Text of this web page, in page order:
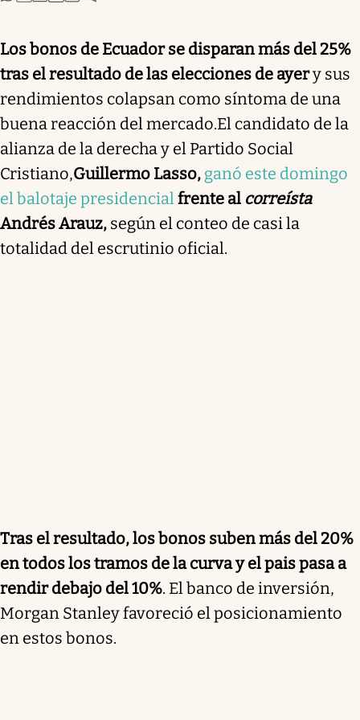
Los bonos de Ecuador se disparan más del 25%
tras el resultado de las elecciones de ayery sus
rendimientos colapsan como síntoma de una
buena reacción del mercado.El candidato de la
alianza de la derecha y el Partido Social
Cristiano,Guillermo Lasso, ganó este domingo
el balotaje presidencialfrente al correísta
Andrés Arauz, según el conteo de casi la
totalidad del escrutinio oficial.
Tras el resultado,los bonos suben más del 20%
en todos los tramos de la curva y el pais pasa a
rendir debajo del 10%. El banco de inversión,
Morgan Stanley favoreció el posicionamiento
en estos bonos.